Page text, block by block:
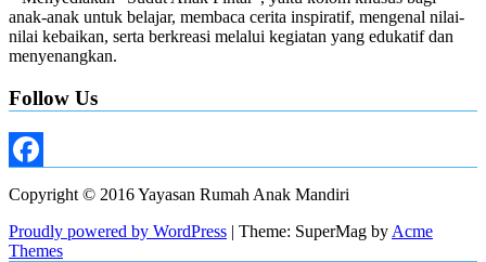
anak-anak untuk belajar, membaca cerita inspiratif, mengenal nilai-
nilai kebaikan, serta berkreasi melalui kegiatan yang edukatif dan
menyenangkan.
Follow Us
Copyright © 2016 Yayasan Rumah Anak Mandiri
Proudly powered by WordPress | Theme: SuperMag by Acme
Themes